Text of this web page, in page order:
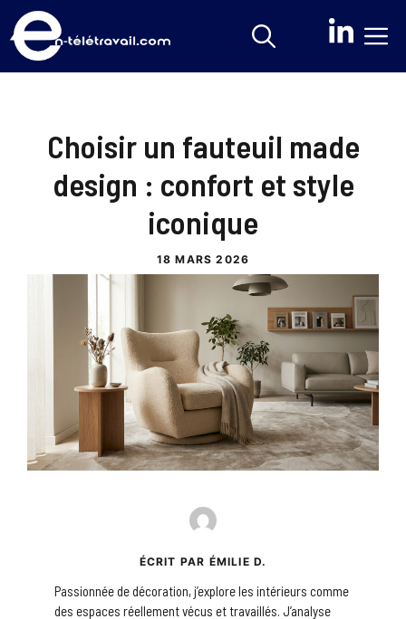
au
contenu
Choisir un fauteuil made
design : confort et style
iconique
18 MARS 2026
ÉCRIT PAR ÉMILIE D.
Passionnée de décoration, j’explore les intérieurs comme
des espaces réellement vécus et travaillés. J’analyse